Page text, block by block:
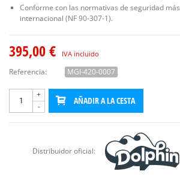
Conforme con las normativas de seguridad
internacional (NF 90-307-1).
395,00 € IVA incluido
Referencia: MGI-420-0007
-
+
AÑADIR A LA CESTA
Distribuidor oficial: